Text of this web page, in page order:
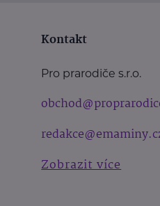
Kontakt
Pro prarodiče s.r.o.
Zobrazit více